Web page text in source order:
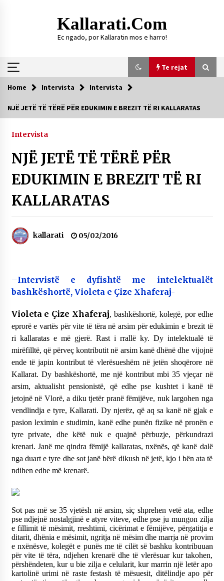
Kallarati.com
Ec ngado, por Kallaratin mos e harro!
Te rejat
Te rejat
SHOQATËS “KALLARATI”
Gazeta Kallarati nr. 118
07/07/2026
SI U ARRIT TË REALIZOHEJ PERLA FOLKLORIKE
“JANINËS Ç’I PANË SYTË”
NË KALLARAT, NË “FSHATIN E DJEGUR” U
ZHVILLUA EDICIONI I TRETË I PIKNIKU
Gazeta Kallarati nr. 117
03/05/2026
Gazeta Kallarati nr. 116
28/01/2026
17/10/2025
Gazeta Kallarati nr. 115
14/10/2025
Faksimilet e një 83 vjetori lufte: Çfarë shkruan
Vexhi Buharaja për Heroin e Popullit, Mumin
Selami.
04/10/2025
KALLARATI NË AKSIONET KOMBËTARE PËR
RINDËRTIMIN E VENDIT – NGA ÇIZE XHAFERAJ
22/09/2025
– ËNGJËLL HASIMAJ – “KUJTIMET E MIA PËR
EDHE SI NJË BANOR I PËRKOHSHËM I TIJ”
12/09/2025
Gazeta Kallarati nr. 114
06/02/2025
Home Intervista Intervista
NJË JETË TË TËRË PËR EDUKIMIN E BREZIT TË RI KALLARATAS
Intervista
NJË JETË TË TËRË PËR
EDUKIMIN E BREZIT TË RI
KALLARATAS
kallarati 05/02/2016
–Intervistë e dyfishtë me intelektualët
bashkëshortë, Violeta e Çize Xhaferaj-
Violeta e Çize Xhaferaj, bashkëshortë, kolegë, por edhe
eprorë e vartës për vite të tëra në arsim për edukimin e brezit të
ri kallaratas e më gjerë. Rast i rrallë ky. Dy intelektualë të
mirëfilltë, që përveç kontributit në arsim kanë dhënë dhe vijojnë
ende të japin kontribut të vlerësueshëm në jetën shoqërore në
Kallarat. Dy bashkëshortë, me një kontribut mbi 35 vjeçar në
arsim, aktualisht pensionistë, që edhe pse kushtet i kanë të
jetojnë në Vlorë, a diku tjetër pranë fëmijëve, nuk largohen nga
vendlindja e tyre, Kallarati. Dy njerëz, që aq sa kanë në gjak e
pasion leximin e studimin, kanë edhe punën fizike në pronën e
tyre private, dhe këtë nuk e quajnë përbuzje, përkundrazi
krenari. Janë me qindra fëmijë kallaratas, nxënës, që kanë dalë
nga duart e tyre dhe sot janë bërë dikush në jetë, kjo i bën ata të
ndihen edhe më krenarë.
Sot pas më se 35 vjetësh në arsim, siç shprehen vetë ata, edhe
pse ndjejnë nostalgjinë e atyre viteve, edhe pse ju mungon zilja
e fillimit të mësimit, rreshtimi, cicërimat e fëmijëve, përgatitja e
ditarit, dhënia e mësimit, ngritja në mësim dhe marrja në provim
e nxënësve, kolegët e punës me të cilët së bashku kontribuuan
për vite të tëra, ndjehen krenarë dhe të vlerësuar kur takohen,
përshëndeten, kur u bie zilja e celularit, kur marrin një letër apo
kartolinë urimi në raste festash të mësuesit, ditëlindje apo për